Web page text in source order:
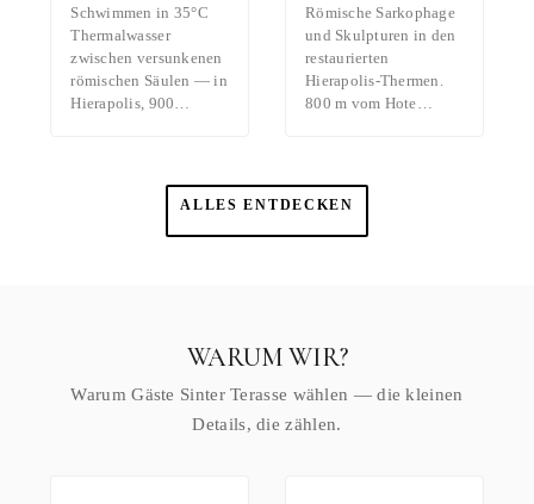
Schwimmen in 35°C
Thermalwasser
zwischen versunkenen
römischen Säulen — in
Hierapolis, 900…
Römische Sarkophage
und Skulpturen in den
restaurierten
Hierapolis-Thermen.
800 m vom Hote…
ALLES ENTDECKEN
WARUM WIR?
Warum Gäste Sinter Terasse wählen — die kleinen
Details, die zählen.